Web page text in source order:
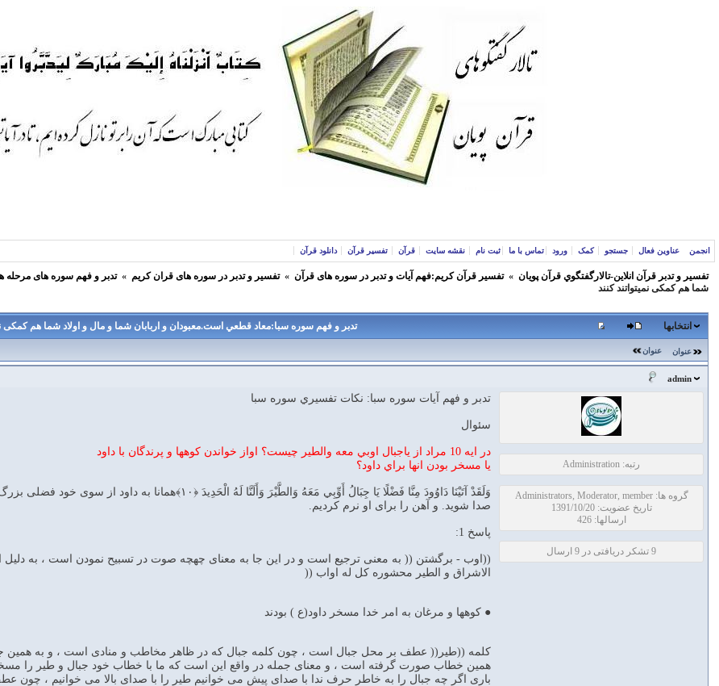
انجمن عناوین فعال جستجو کمک ورود تماس با ما ثبت نام نقشه سایت قرآن تفسیر قرآن دانلود قرآن
تفسير و‌ تدبر قرآن انلاين-تالارگفتگوي قرآن پویان » تفسير قرآن كريم:فهم آيات و تدبر در سوره های قرآن » تفسير و تدبر در سوره های قران كريم » تدبر و فهم سوره های مرحله
شما هم کمکی نميتواتند كنند
تدبر و فهم سوره سبا:معاد قطعي است.معبودان و اربابان شما و مال و اولاد شما هم کمکی انتخابها
عنوان عنوان
admin
رتبه: Administration
گروه ها: Administrators, Moderator, member
تاریخ عضویت: 1391/10/20
ارسالها: 426
9 تشکر دریافتی در 9 ارسال
تدبر و فهم آيات سوره سبا: نكات تفسيري سوره سبا
سئوال
در ايه 10 مراد از ياجبال اوبي معه والطير چيست؟ اواز خواندن كوهها و پرندگان با داود
يا مسخر بودن انها براي داود؟
وَلَقَدْ آتَيْنَا دَاوُودَ مِنَّا فَضْلًا يَا جِبَالُ أَوِّبِي مَعَهُ وَالطَّيْرَ وَأَلَنَّا
صدا شوید. و آهن را برای او نرم کردیم.
پاسخ 1:
((اوب - برگشتن (( به معنى ترجيع است و در اين جا به معناى چهچه صوت در تسبيح نمودن است ، به دليل
الاشراق و الطير محشوره كل له اواب ((
● كوهها و مرغان به امر خدا مسخر داود(ع ) بودند
كلمه ((طير(( عطف بر محل جبال است ، چون كلمه جبال كه در ظاهر مخاطب و منادى است ، و به همين
همين خطاب صورت گرفته است ، و معناى جمله در واقع اين است كه ما با خطاب خود جبال و طير را
بارى اگر چه جبال را به خاطر حرف ندا با صداى پيش مى خوانيم طير را با صداى بالا مى خوانيم ،